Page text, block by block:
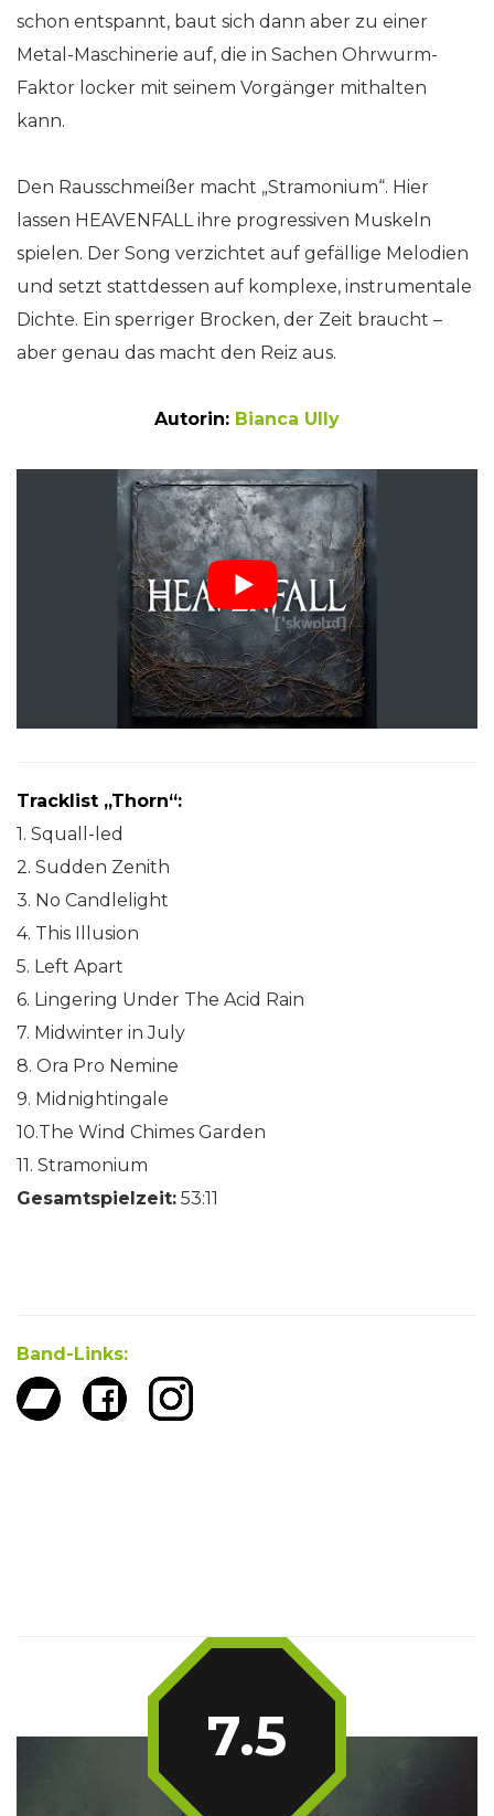
schon entspannt, baut sich dann aber zu einer
Metal-Maschinerie auf, die in Sachen Ohrwurm-
Faktor locker mit seinem Vorgänger mithalten
kann.
Den Rausschmeißer macht „Stramonium“. Hier
lassen HEAVENFALL ihre progressiven Muskeln
spielen. Der Song verzichtet auf gefällige Melodien
und setzt stattdessen auf komplexe, instrumentale
Dichte. Ein sperriger Brocken, der Zeit braucht –
aber genau das macht den Reiz aus.
Autorin: Bianca Ully
Tracklist „Thorn“:
1. Squall-led
2. Sudden Zenith
3. No Candlelight
4. This Illusion
5. Left Apart
6. Lingering Under The Acid Rain
7. Midwinter in July
8. Ora Pro Nemine
9. Midnightingale
10.The Wind Chimes Garden
11. Stramonium
Gesamtspielzeit: 53:11
Band-Links:
7.5